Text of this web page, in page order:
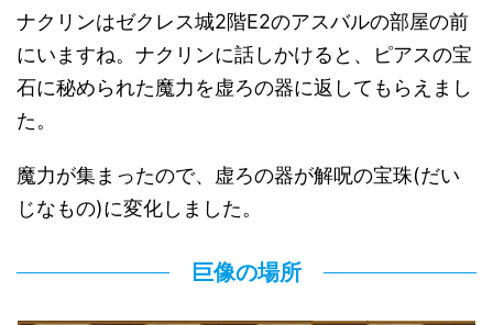
ナクリンはゼクレス城2階E2のアスバルの部屋の前
にいますね。ナクリンに話しかけると、ピアスの宝
石に秘められた魔力を虚ろの器に返してもらえまし
た。
魔力が集まったので、虚ろの器が解呪の宝珠(だい
じなもの)に変化しました。
巨像の場所